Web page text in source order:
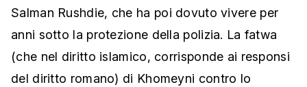
Salman Rushdie, che ha poi dovuto vivere per
anni sotto la protezione della polizia. La fatwa
(che nel diritto islamico, corrisponde ai responsi
del diritto romano) di Khomeyni contro lo